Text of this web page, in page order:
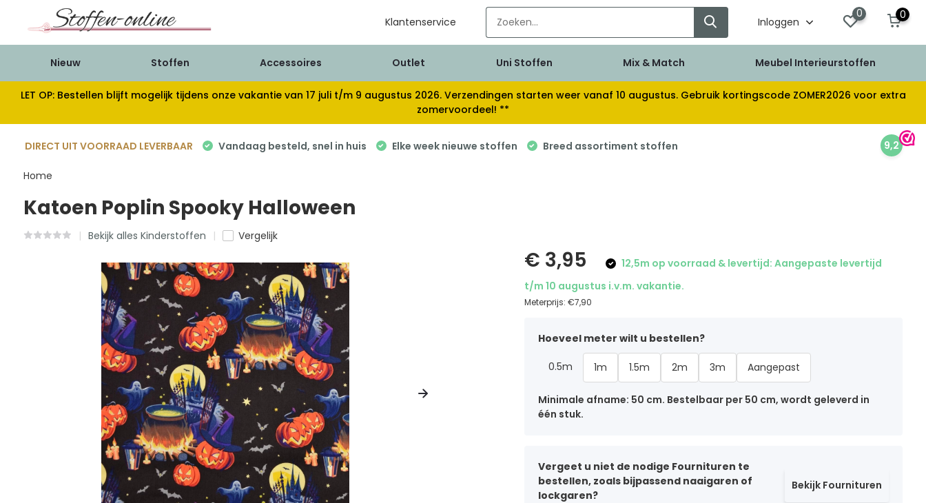
Klantenservice Inloggen
0 0
Nieuw Stoffen Accessoires Outlet Uni Stoffen Mix & Match Meubel Interieurstoffen
LET OP: Bestellen blijft mogelijk tijdens onze vakantie van 17 juli t/m 9 augustus 2026. Verzendingen starten weer vanaf 10 augustus. Gebruik kortingscode ZOMER2026 voor extra
zomervoordeel! **
DIRECT UIT VOORRAAD LEVERBAAR Vandaag besteld, snel in huis Elke week nieuwe stoffen Breed assortiment stoffen 9,2
Home
Katoen Poplin Spooky Halloween
Bekijk alles Kinderstoffen Vergelijk
€ 3,95
12,5m op voorraad & levertijd: Aangepaste levertijd
t/m 10 augustus i.v.m. vakantie.
Meterprijs:€7,90
Hoeveel meter wilt u bestellen?
0.5m 1m 1.5m 2m 3m Aangepast
Minimale afname: 50 cm. Bestelbaar per 50 cm, wordt geleverd in
één stuk.
Vergeet u niet de nodige Fournituren te
bestellen, zoals bijpassend naaigaren of
lockgaren?
Bekijk Fournituren